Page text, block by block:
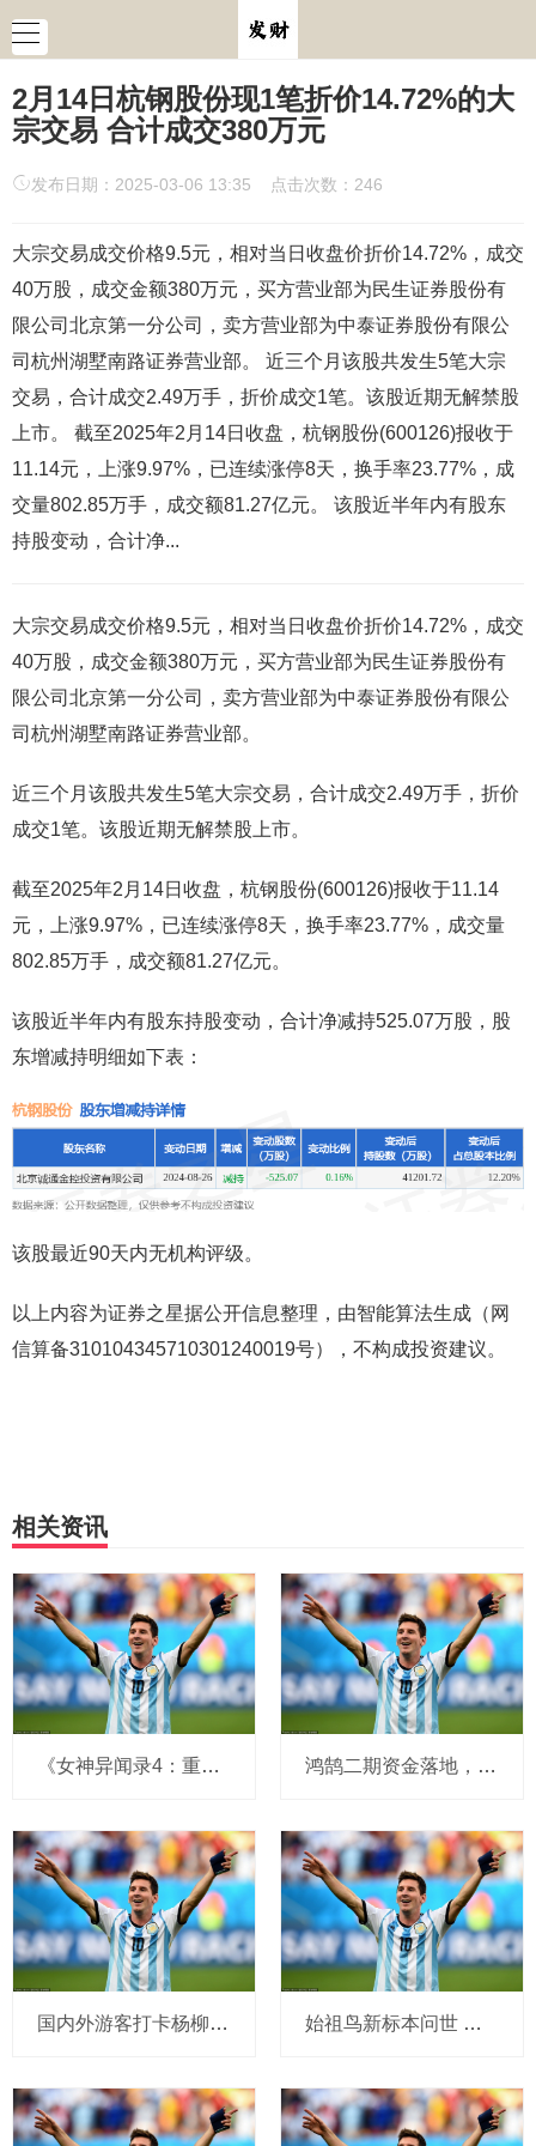
2月14日杭钢股份现1笔折价14.72%的大
宗交易 合计成交380万元
发布日期：2025-03-06 13:35 点击次数：246
大宗交易成交价格9.5元，相对当日收盘价折价14.72%，成交
40万股，成交金额380万元，买方营业部为民生证券股份有
限公司北京第一分公司，卖方营业部为中泰证券股份有限公
司杭州湖墅南路证券营业部。 近三个月该股共发生5笔大宗
交易，合计成交2.49万手，折价成交1笔。该股近期无解禁股
上市。 截至2025年2月14日收盘，杭钢股份(600126)报收于
11.14元，上涨9.97%，已连续涨停8天，换手率23.77%，成
交量802.85万手，成交额81.27亿元。 该股近半年内有股东
持股变动，合计净...
大宗交易成交价格9.5元，相对当日收盘价折价14.72%，成交
40万股，成交金额380万元，买方营业部为民生证券股份有
限公司北京第一分公司，卖方营业部为中泰证券股份有限公
司杭州湖墅南路证券营业部。
近三个月该股共发生5笔大宗交易，合计成交2.49万手，折价
成交1笔。该股近期无解禁股上市。
截至2025年2月14日收盘，杭钢股份(600126)报收于11.14
元，上涨9.97%，已连续涨停8天，换手率23.77%，成交量
802.85万手，成交额81.27亿元。
该股近半年内有股东持股变动，合计净减持525.07万股，股
东增减持明细如下表：
该股最近90天内无机构评级。
以上内容为证券之星据公开信息整理，由智能算法生成（网
信算备310104345710301240019号），不构成投资建议。
相关资讯
《女神异闻录4：重制版》将在世嘉2027财年或之后发售_游戏_Xbox_登陆 鸿鹄二期资金落地，新华保险公告出资100亿元
国内外游客打卡杨柳青古镇 始祖鸟新标本问世 科学家发现恐龙向鸟类演化关键证据